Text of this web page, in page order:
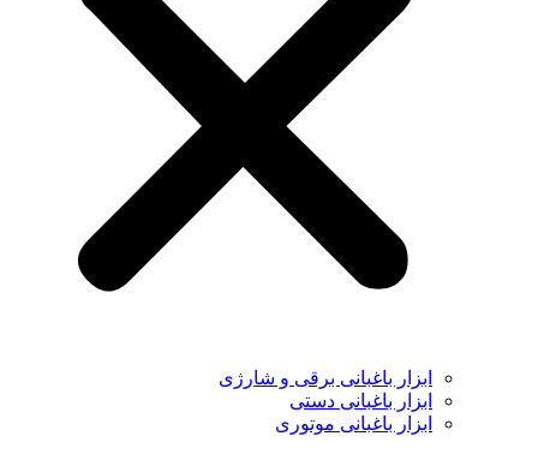
ابزار باغبانی برقی و شارژی
ابزار باغبانی دستی
ابزار باغبانی موتوری